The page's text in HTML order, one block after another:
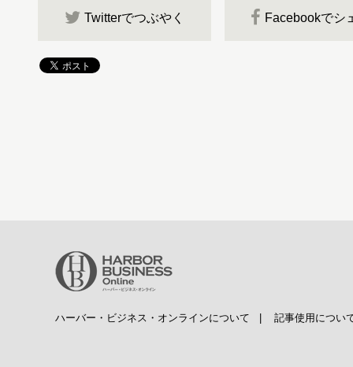
Twitterでつぶやく Facebookでシ
ハーバー・ビジネス・オンラインについて 記事使用につい